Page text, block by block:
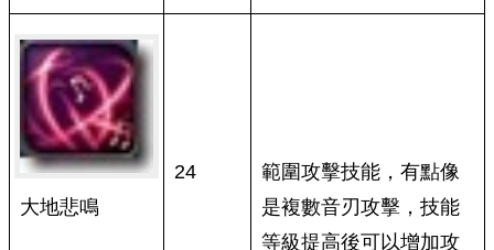
大地悲鳴
24
範圍攻擊技能，有點像
是複數音刃攻擊，技能
等級提高後可以增加攻